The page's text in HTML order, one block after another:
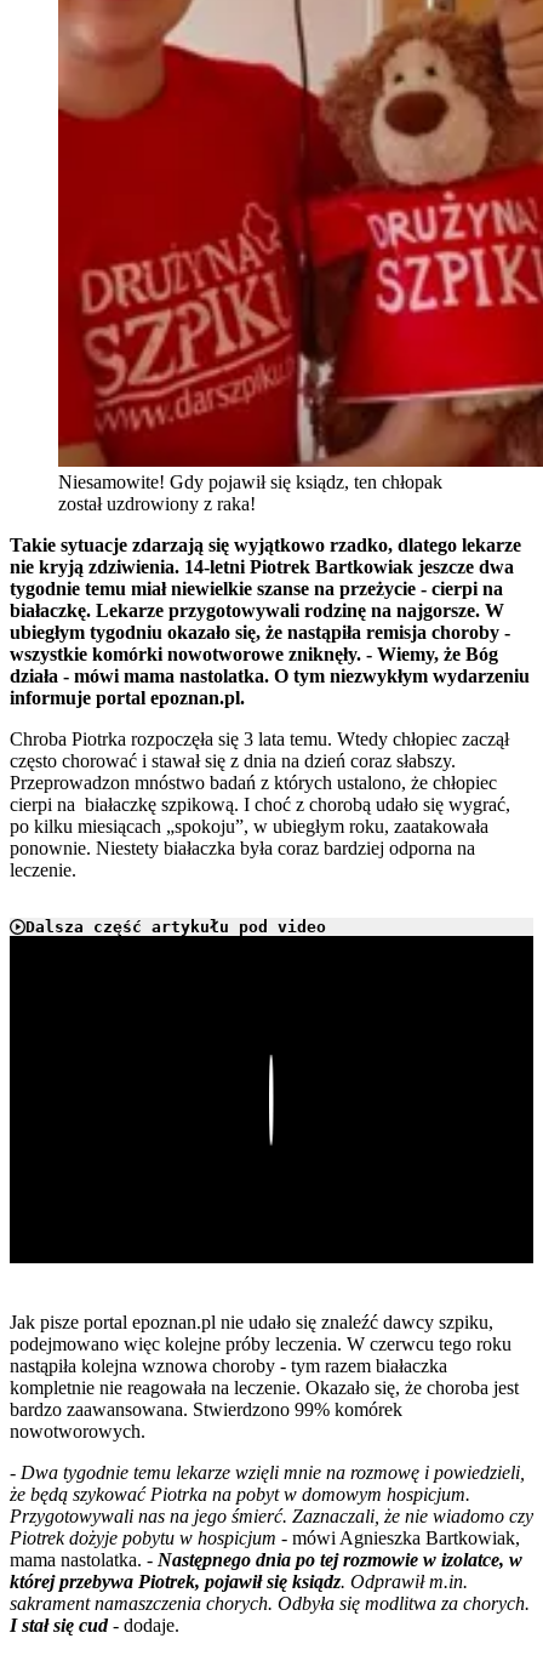
Niesamowite! Gdy pojawił się ksiądz, ten chłopak
został uzdrowiony z raka!
Takie sytuacje zdarzają się wyjątkowo rzadko, dlatego lekarze
nie kryją zdziwienia. 14-letni Piotrek Bartkowiak jeszcze dwa
tygodnie temu miał niewielkie szanse na przeżycie - cierpi na
białaczkę. Lekarze przygotowywali rodzinę na najgorsze. W
ubiegłym tygodniu okazało się, że nastąpiła remisja choroby -
wszystkie komórki nowotworowe zniknęły. - Wiemy, że Bóg
działa - mówi mama nastolatka. O tym niezwykłym wydarzeniu
informuje portal epoznan.pl.
Chroba Piotrka rozpoczęła się 3 lata temu. Wtedy chłopiec zaczął
często chorować i stawał się z dnia na dzień coraz słabszy.
Przeprowadzon mnóstwo badań z których ustalono, że chłopiec
cierpi na białaczkę szpikową. I choć z chorobą udało się wygrać,
po kilku miesiącach „spokoju”, w ubiegłym roku, zaatakowała
ponownie. Niestety białaczka była coraz bardziej odporna na
leczenie.
Dalsza część artykułu pod video
Jak pisze portal epoznan.pl nie udało się znaleźć dawcy szpiku,
podejmowano więc kolejne próby leczenia. W czerwcu tego roku
nastąpiła kolejna wznowa choroby - tym razem białaczka
kompletnie nie reagowała na leczenie. Okazało się, że choroba jest
bardzo zaawansowana. Stwierdzono 99% komórek
nowotworowych.
- Dwa tygodnie temu lekarze wzięli mnie na rozmowę i powiedzieli,
że będą szykować Piotrka na pobyt w domowym hospicjum.
Przygotowywali nas na jego śmierć. Zaznaczali, że nie wiadomo czy
Piotrek dożyje pobytu w hospicjum - mówi Agnieszka Bartkowiak,
mama nastolatka. - Następnego dnia po tej rozmowie w izolatce, w
której przebywa Piotrek, pojawił się ksiądz. Odprawił m.in.
sakrament namaszczenia chorych. Odbyła się modlitwa za chorych.
I stał się cud- dodaje.